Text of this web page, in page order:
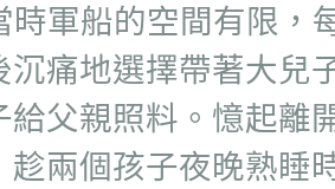
時軍船的空間有限，
痛地選擇帶著大兒
父親照料。憶起離
兩個孩子夜晚熟睡